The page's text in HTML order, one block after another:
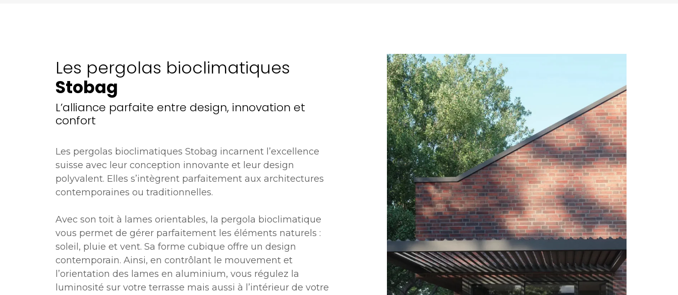
Les pergolas bioclimatiques
Stobag
L’alliance parfaite entre design, innovation et
confort
Les pergolas bioclimatiques Stobag incarnent l’excellence
suisse avec leur conception innovante et leur design
polyvalent. Elles s’intègrent parfaitement aux architectures
contemporaines ou traditionnelles.
Avec son toit à lames orientables, la pergola bioclimatique
vous permet de gérer parfaitement les éléments naturels :
soleil, pluie et vent. Sa forme cubique offre un design
contemporain. Ainsi, en contrôlant le mouvement et
l’orientation des lames en aluminium, vous régulez la
luminosité sur votre terrasse mais aussi à l’intérieur de votre